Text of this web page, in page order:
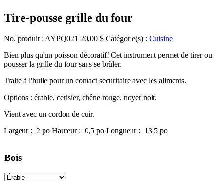
Tire-pousse grille du four
No. produit : AYPQ021 20,00 $ Catégorie(s) : Cuisine
Bien plus qu'un poisson décoratif! Cet instrument permet de tirer ou
pousser la grille du four sans se brûler.
Traité à l'huile pour un contact sécuritaire avec les aliments.
Options : érable, cerisier, chêne rouge, noyer noir.
Vient avec un cordon de cuir.
Largeur : 2 po Hauteur : 0,5 po Longueur : 13,5 po
Bois